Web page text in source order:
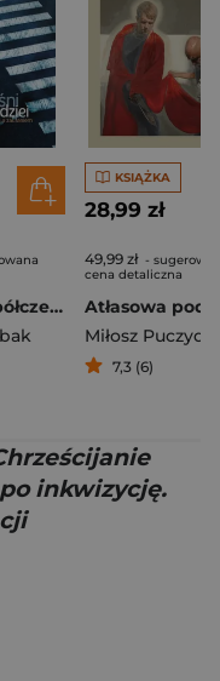
Biblijni i współcześni pielgrzymi nadziei. Między słabością a zaufaniem
KSIĄŻKA
28,99 zł
49,99 zł -
cena detaliczna
7,3 (6)
inkwizycję.